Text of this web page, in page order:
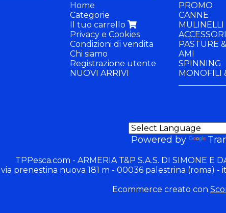
Home
Categorie
Il tuo carrello
Privacy e Cookies
Condizioni di vendita
Chi siamo
Registrazione utente
NUOVI ARRIVI
PROMO
CANNE
MULINELLI
ACCESSORI
PASTURE
AMI
SPINNING
MONOFILI
Powered by
TPPesca.com - ARMERIA T&P S.A.S. DI SIMONE E
via prenestina nuova 181 m - 00036 palestrina (roma) -
Ecommerce creato con